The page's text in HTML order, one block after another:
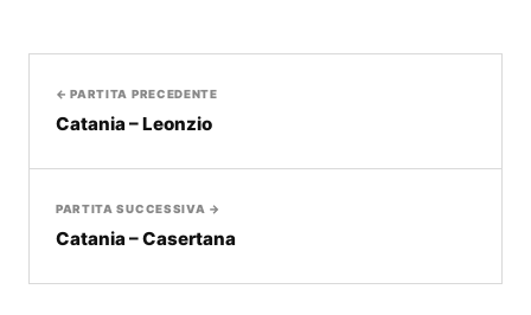
← PARTITA PRECEDENTE
Catania – Leonzio
PARTITA SUCCESSIVA →
Catania – Casertana